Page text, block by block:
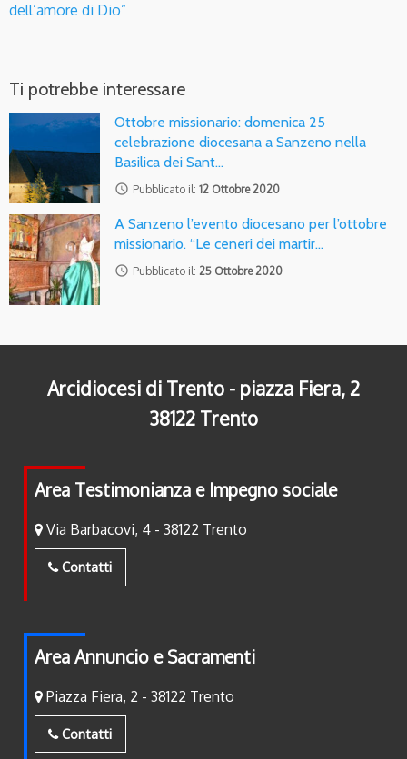
dell’amore di Dio”
Ti potrebbe interessare
Ottobre missionario: domenica 25
celebrazione diocesana a Sanzeno nella
Basilica dei Sant…
access_time Pubblicato il: 12 Ottobre 2020
A Sanzeno l’evento diocesano per l’ottobre
missionario. “Le ceneri dei martir…
access_time Pubblicato il: 25 Ottobre 2020
Arcidiocesi di Trento - piazza Fiera, 2
38122 Trento
Area Testimonianza e Impegno sociale
Via Barbacovi, 4 - 38122 Trento
Contatti
Area Annuncio e Sacramenti
Piazza Fiera, 2 - 38122 Trento
Contatti